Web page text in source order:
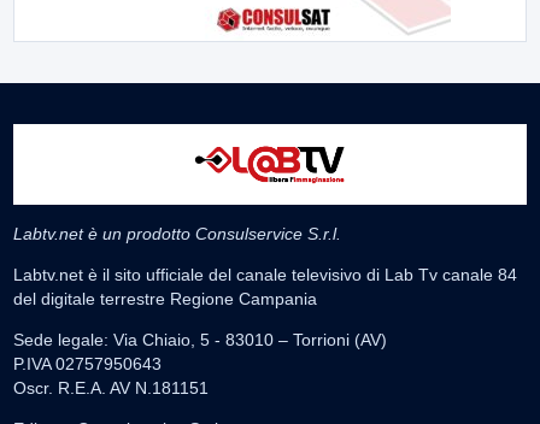
Labtv.net è un prodotto Consulservice S.r.l.
Labtv.net è il sito ufficiale del canale televisivo di Lab Tv canale 84
del digitale terrestre Regione Campania
Sede legale: Via Chiaio, 5 - 83010 – Torrioni (AV)
P.IVA 02757950643
Oscr. R.E.A. AV N.181151